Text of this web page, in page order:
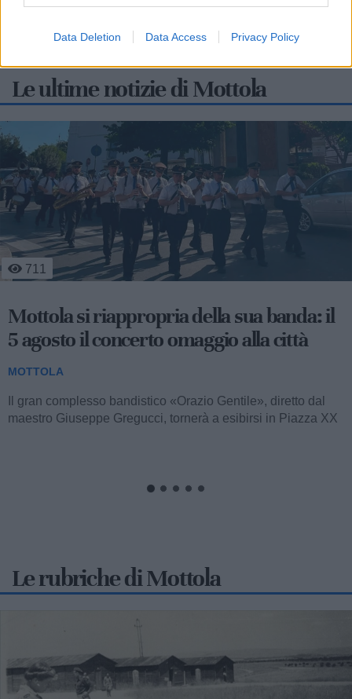
Data Deletion Data Access Privacy Policy
Le ultime notizie di Mottola
1.382
Massafra, Mottola e Crispiano: controlli
straordinari dei carabinieri, due denunce
e vari sequestri
MOTTOLA
Nel corso dell’ultimo fine settimana, i comuni di Massafra,
Le rubriche di Mottola